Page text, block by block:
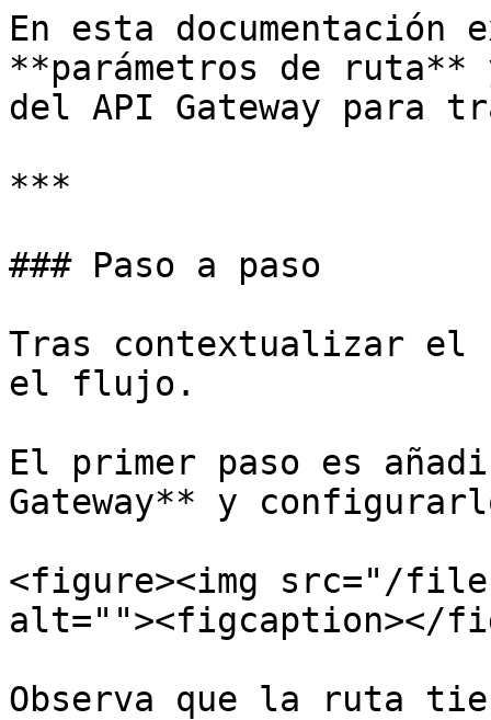
En esta documentación
**parámetros de ruta**
del API Gateway para
***
### Paso a paso
Tras contextualizar el
el flujo.
El primer paso es
Gateway** y
<figure><img src="/files/
alt=""><figcaption></
Observa que la ruta